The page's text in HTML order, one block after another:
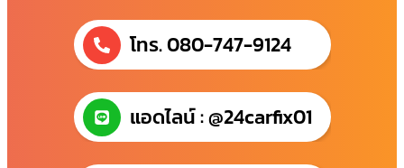
โทร. 080-747-9124
แอดไลน์ : @24carfix01